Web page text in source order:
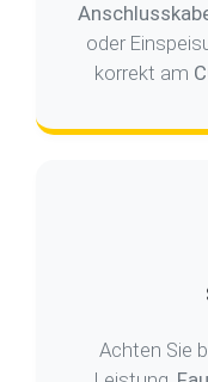
oder
korrekt am
Achten Sie